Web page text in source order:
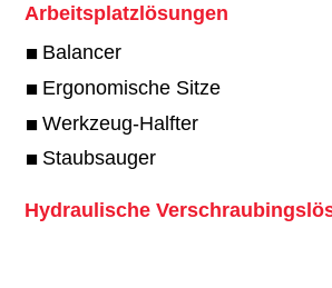
Arbeitsplatzlösungen
Balancer
Ergonomische Sitze
Werkzeug-Halfter
Staubsauger
Hydraulische